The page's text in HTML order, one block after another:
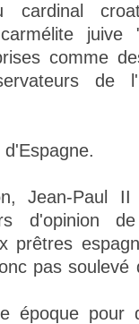
cardinal
juive
comme
de
Jean-Paul II
d'opinion
prêtres
pas soulevé
époque pour